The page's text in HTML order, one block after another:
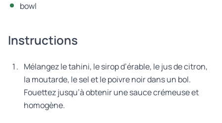
bowl
Instructions
Mélangez le tahini, le sirop d’érable, le jus de citron,
la moutarde, le sel et le poivre noir dans un bol.
Fouettez jusqu’à obtenir une sauce crémeuse et
homogène.